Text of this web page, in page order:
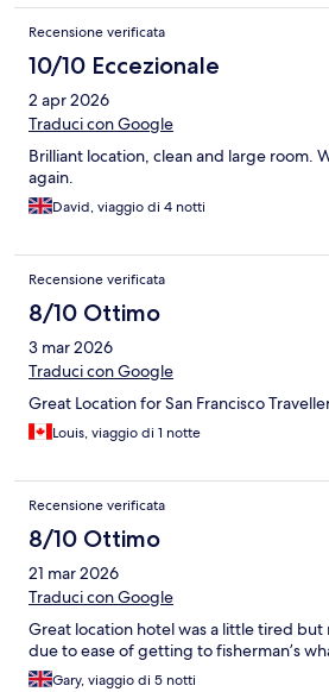
Recensione verificata
10/10 Eccezionale
2 apr 2026
Traduci con Google
Brilliant location, clean and large room.
again.
David, viaggio di 4 notti
Recensione verificata
8/10 Ottimo
3 mar 2026
Traduci con Google
Great Location for San Francisco
Louis, viaggio di 1 notte
Recensione verificata
8/10 Ottimo
21 mar 2026
Traduci con Google
Great location hotel was a little tired but
due to ease of getting to fisherman’s
Gary, viaggio di 5 notti